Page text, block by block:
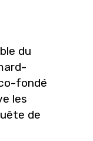
du
fondé
les
de